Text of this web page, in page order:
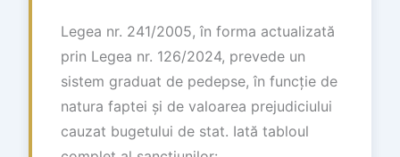
Legea nr. 241/2005, în forma actualizată
prin Legea nr. 126/2024, prevede un
sistem graduat de pedepse, în funcție de
natura faptei și de valoarea prejudiciului
cauzat bugetului de stat. Iată tabloul